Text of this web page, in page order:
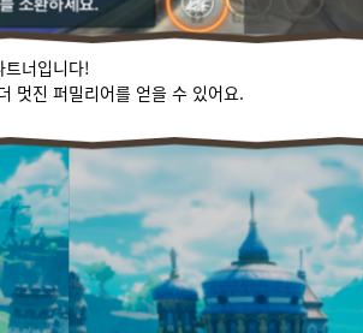
너입니다!
멋진 퍼밀리어를 얻을 수 있어요.